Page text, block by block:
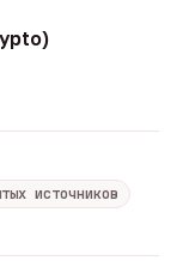
источников